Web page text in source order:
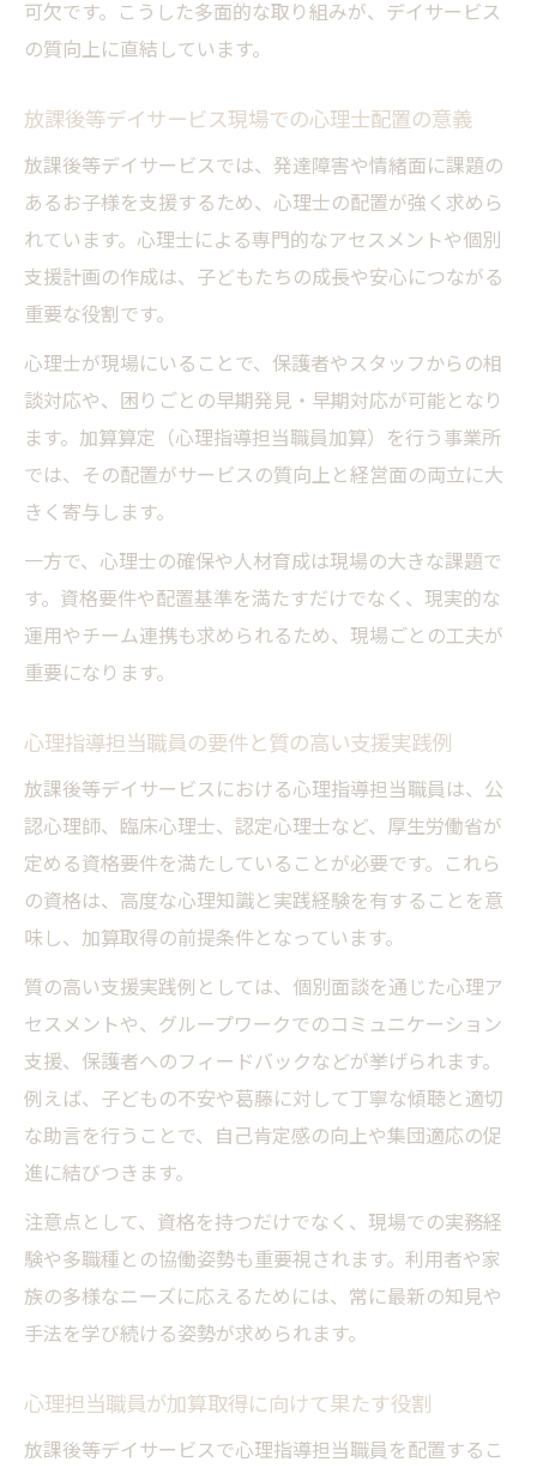
心理的サポートの意義と放課後等デイサー
心理指導担当職員の支援が担う役割の整理
加算や単位につながる心理的支援の視点と
は
現場で活用される心理士の支援手法と工夫
加算取得へ導く心理担当職員配置の工夫
デイサービス加算取得を目指す職員配置の
最適解
心理指導担当職員加算と配置要件のポイン
ト解説
公認心理師や臨床心理士の効果的な活用法
放課後等デイサービスでの心理士配置の工
夫
加算単位を意識した心理担当職員の配置戦
略
心理指導担当職員の支援が現場にもたらす効果
たす役割
心理士による支援が加算や評価に与える影
響
放課後等デイサービスでの実践的な支援成
果とは
す変化
加算取得に直結する支援の質向上ポイント
現場で役立つ心理士とデイサービス支援の最適
解
心理サポート体制強化に必要な支援と加算
対策
心理指導担当職員の専門性を活かす支援事
可欠です。こうした多面的な取り組みが、デイサービス
の質向上に直結しています。
放課後等デイサービス現場での心理士配置の意義
放課後等デイサービスでは、発達障害や情緒面に課題の
あるお子様を支援するため、心理士の配置が強く求めら
れています。心理士による専門的なアセスメントや個別
支援計画の作成は、子どもたちの成長や安心につながる
重要な役割です。
心理士が現場にいることで、保護者やスタッフからの相
談対応や、困りごとの早期発見・早期対応が可能となり
ます。加算算定（心理指導担当職員加算）を行う事業所
では、その配置がサービスの質向上と経営面の両立に大
きく寄与します。
一方で、心理士の確保や人材育成は現場の大きな課題で
す。資格要件や配置基準を満たすだけでなく、現実的な
運用やチーム連携も求められるため、現場ごとの工夫が
重要になります。
心理指導担当職員の要件と質の高い支援実践例
放課後等デイサービスにおける心理指導担当職員は、公
認心理師、臨床心理士、認定心理士など、厚生労働省が
定める資格要件を満たしていることが必要です。これら
の資格は、高度な心理知識と実践経験を有することを意
味し、加算取得の前提条件となっています。
質の高い支援実践例としては、個別面談を通じた心理ア
セスメントや、グループワークでのコミュニケーション
支援、保護者へのフィードバックなどが挙げられます。
例えば、子どもの不安や葛藤に対して丁寧な傾聴と適切
な助言を行うことで、自己肯定感の向上や集団適応の促
進に結びつきます。
注意点として、資格を持つだけでなく、現場での実務経
験や多職種との協働姿勢も重要視されます。利用者や家
族の多様なニーズに応えるためには、常に最新の知見や
手法を学び続ける姿勢が求められます。
心理担当職員が加算取得に向けて果たす役割
放課後等デイサービスで心理指導担当職員を配置するこ